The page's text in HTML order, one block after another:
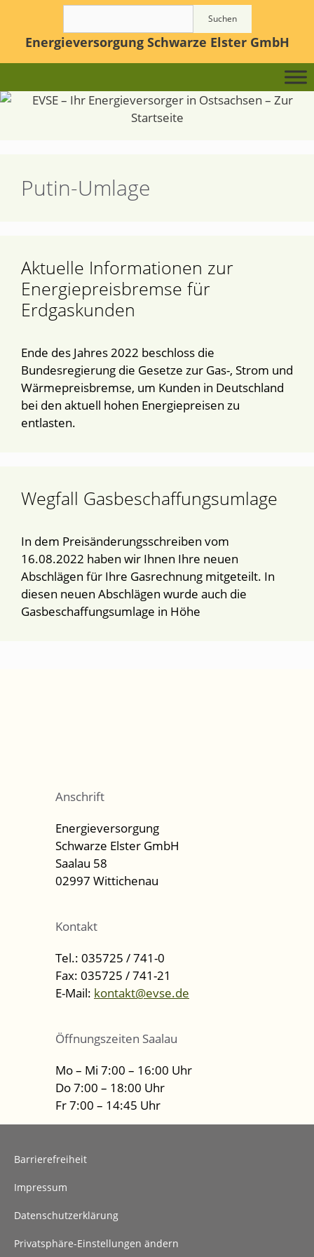
springen
Suchen
Energieversorgung Schwarze Elster GmbH
Putin-Umlage
Aktuelle Informationen zur
Energiepreisbremse für
Erdgaskunden
Ende des Jahres 2022 beschloss die
Bundesregierung die Gesetze zur Gas-, Strom und
Wärmepreisbremse, um Kunden in Deutschland
bei den aktuell hohen Energiepreisen zu
entlasten.
Wegfall Gasbeschaffungsumlage
In dem Preisänderungsschreiben vom
16.08.2022 haben wir Ihnen Ihre neuen
Abschlägen für Ihre Gasrechnung mitgeteilt. In
diesen neuen Abschlägen wurde auch die
Gasbeschaffungsumlage in Höhe
Anschrift
Energieversorgung
Schwarze Elster GmbH
Saalau 58
02997 Wittichenau
Kontakt
Tel.: 035725 / 741-0
Fax: 035725 / 741-21
E-Mail: kontakt@evse.de
Öffnungszeiten Saalau
Mo – Mi 7:00 – 16:00 Uhr
Do 7:00 – 18:00 Uhr
Fr 7:00 – 14:45 Uhr
Barrierefreiheit
Impressum
Datenschutzerklärung
Privatsphäre-Einstellungen ändern